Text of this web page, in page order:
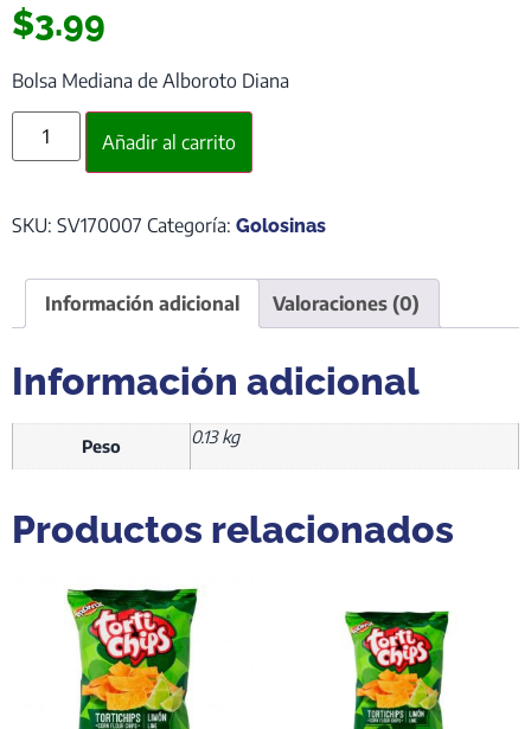
$3.99
Bolsa Mediana de Alboroto Diana
Añadir al carrito
SKU: SV170007 Categoría: Golosinas
Información adicional Valoraciones (0)
Información adicional
Peso 0.13 kg
Productos relacionados